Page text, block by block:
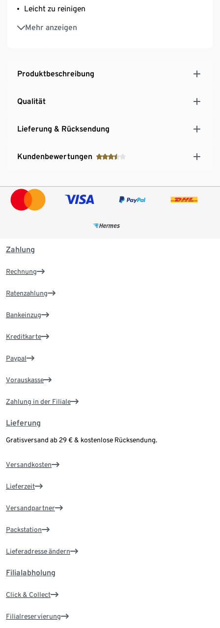
Leicht zu reinigen
Mehr anzeigen
An-/Ausschalter
Produktbeschreibung
Qualität
Lieferung & Rücksendung
Kundenbewertungen
Zahlung
Rechnung
Ratenzahlung
Bankeinzug
Kreditkarte
Paypal
Vorauskasse
Zahlung in der Filiale
Lieferung
Gratisversand ab 29 € & kostenlose Rücksendung.
Versandkosten
Lieferzeit
Versandpartner
Packstation
Lieferadresse ändern
Filialabholung
Click & Collect
Filialreservierung